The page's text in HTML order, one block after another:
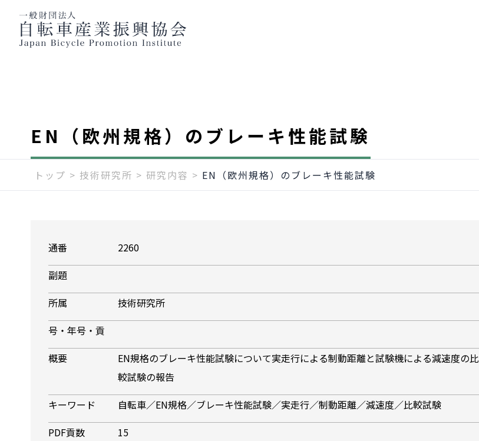
EN（欧州規格）のブレーキ性能試験
トップ > 技術研究所 > 研究内容 > EN（欧州規格）のブレーキ性能試験
通番 2260
副題
所属
技術研究所
号・年号・貢
概要
EN規格のブレーキ性能試験について実走行による制動距離と試験機による減速度の比
較試験の報告
キーワード 自転車／EN規格／ブレーキ性能試験／実走行／制動距離／減速度／比較試験
PDF貢数
15